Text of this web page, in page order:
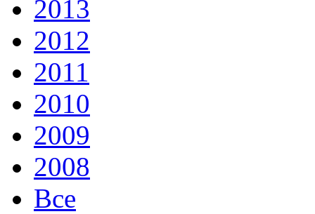
2013
2012
2011
2010
2009
2008
Все